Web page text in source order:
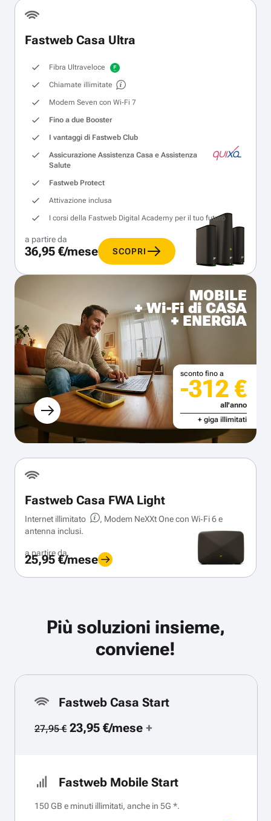
Fastweb Casa Ultra
Fibra Ultraveloce
Chiamate illimitate
Modem Seven con Wi‑Fi 7
Fino a due Booster
I vantaggi di Fastweb Club
Assicurazione Assistenza Casa e Assistenza
Salute
Fastweb Protect
Attivazione inclusa
I corsi della Fastweb Digital Academy per il tuo futuro
a partire da
36,95 €/mese SCOPRI
MOBILE
+ Wi-Fi di CASA
+ ENERGIA
sconto fino a
-312 €
all'anno
+ giga illimitati
Fastweb Casa FWA Light
Internet illimitato
, Modem NeXXt One con Wi‑Fi 6 e
antenna inclusi.
a partire da
25,95 €/mese
Più soluzioni insieme,
conviene!
Fastweb Casa Start
27,95 €23,95 €/mese+
Fastweb Mobile Start
150 GB e minuti illimitati, anche in 5G *.